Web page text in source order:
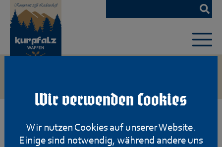
Wir verwenden Cookies
Wir nutzen Cookies auf unserer Website.
Einige sind notwendig, während andere uns
Zum
Hauptinhalt
springen